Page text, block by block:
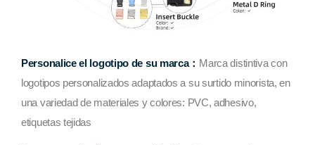
Personalice el logotipo de su marca： Marca distintiva con
logotipos personalizados adaptados a su surtido minorista, en
una variedad de materiales y colores: PVC, adhesivo,
etiquetas tejidas